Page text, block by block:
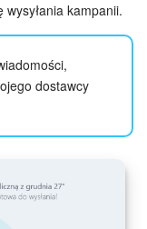
kampanii.
dostawcy